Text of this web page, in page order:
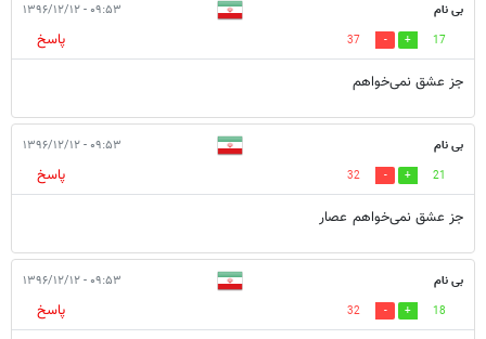
بی نام ۰۹:۵۳ - ۱۳۹۶/۱۲/۱۲
17
37
پاسخ
جز عشق نمی‌خواهم
بی نام ۰۹:۵۳ - ۱۳۹۶/۱۲/۱۲
21
32
پاسخ
جز عشق نمی‌خواهم عصار
بی نام ۰۹:۵۳ - ۱۳۹۶/۱۲/۱۲
18
32
پاسخ